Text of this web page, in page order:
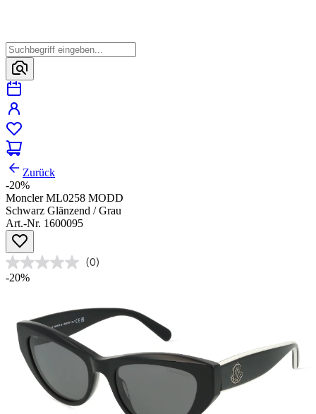
Zurück
-20%
Moncler ML0258 MODD
Schwarz Glänzend / Grau
Art.-Nr. 1600095
(0)
-20%